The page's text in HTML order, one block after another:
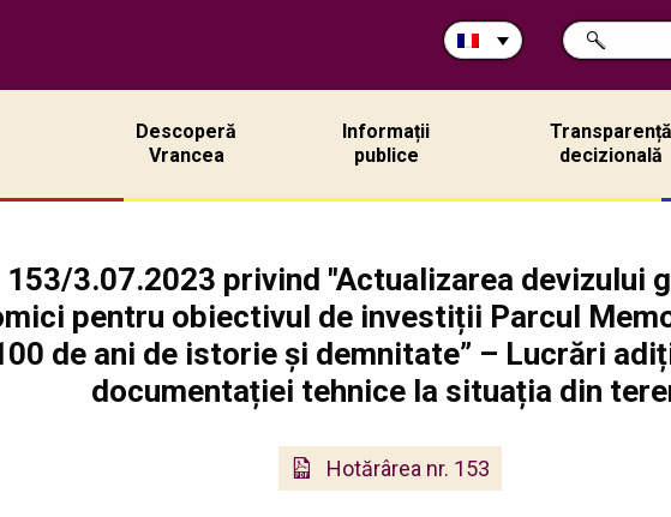
Rechercher
sur
CHERCHER
Descoperă
Vrancea
Informații
publice
Transparență
decizională
153/3.07.2023 privind "Actualizarea devizului
pentru obiectivul de investiții Parcul
de ani de istorie și demnitate” – Lucrări
documentației tehnice la situația din
Hotărârea nr. 153